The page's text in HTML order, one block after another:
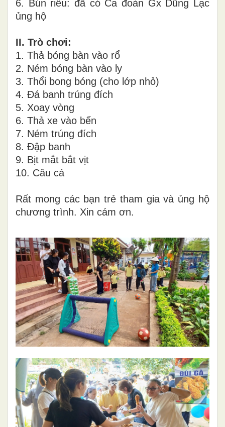
6. Bún riêu: đã có Ca đoàn Gx Dũng Lạc
ủng hộ
II. Trò chơi:
1. Thả bóng bàn vào rổ
2. Ném bóng bàn vào ly
3. Thổi bong bóng (cho lớp nhỏ)
4. Đá banh trúng đích
5. Xoay vòng
6. Thả xe vào bến
7. Ném trúng đích
8. Đập banh
9. Bịt mắt bắt vịt
10. Câu cá
Rất mong các bạn trẻ tham gia và ủng hộ
chương trình. Xin cám ơn.